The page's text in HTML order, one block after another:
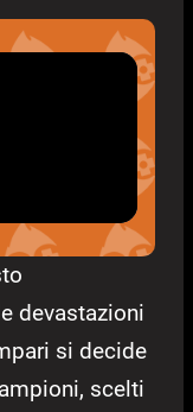
devastazioni
si decide
scelti